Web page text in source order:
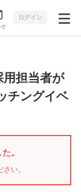
せ
ログイン
用担当者が
チングイベ
。
い。